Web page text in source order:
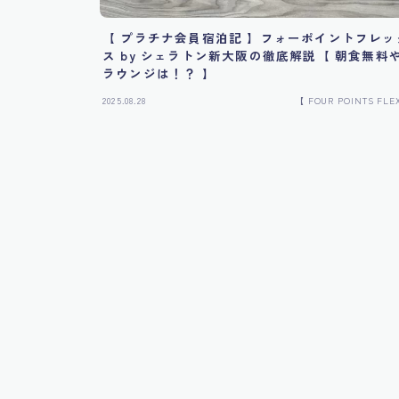
【 プラチナ会員宿泊記 】フォーポイントフレッ
ス by シェラトン新大阪の徹底解説【 朝食無料
ラウンジは！？ 】
2025.08.28 【 FOUR POINTS